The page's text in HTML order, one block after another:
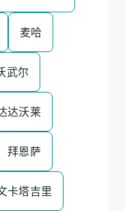
麦哈
武尔
达沃莱
拜恩萨
卡塔吉里